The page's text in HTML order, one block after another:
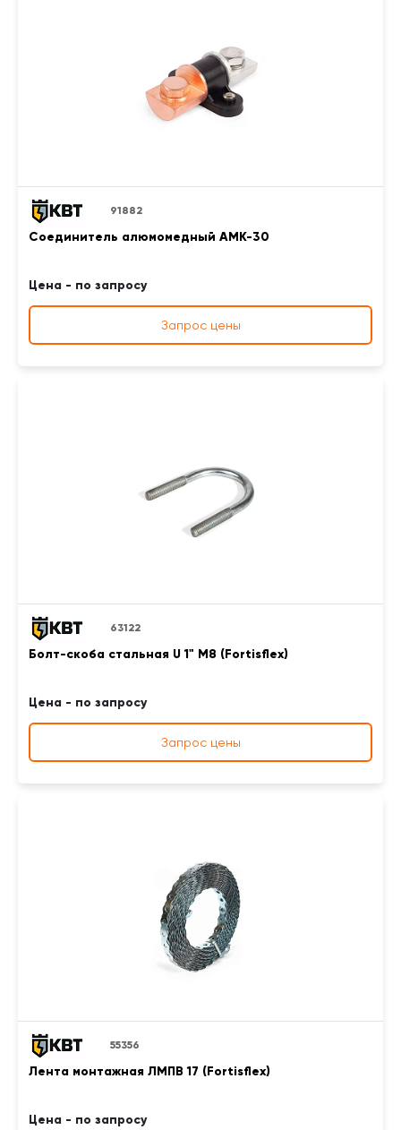
91882
Соединитель алюмомедный АМК-30
Цена - по запросу
Запрос цены
63122
Болт-скоба стальная U 1" М8 (Fortisflex)
Цена - по запросу
Запрос цены
55356
Лента монтажная ЛМПВ 17 (Fortisflex)
Цена - по запросу